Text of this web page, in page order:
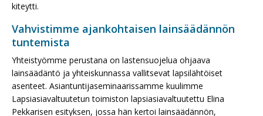
kiteytti.
Vahvistimme ajankohtaisen lainsäädännön
tuntemista
Yhteistyömme perustana on lastensuojelua ohjaava
lainsäädäntö ja yhteiskunnassa vallitsevat lapsilähtöiset
asenteet. Asiantuntijaseminaarissamme kuulimme
Lapsiasiavaltuutetun toimiston lapsiasiavaltuutettu Elina
Pekkarisen esityksen, jossa hän kertoi lainsäädännön,